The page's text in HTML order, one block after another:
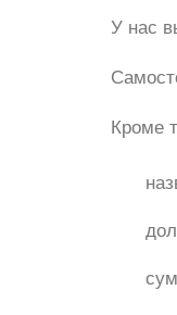
У нас
Кроме